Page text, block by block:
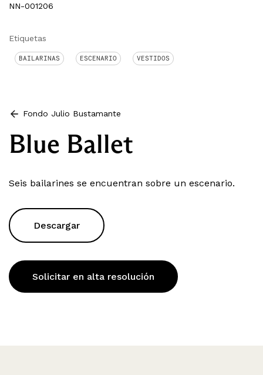
NN-001206
Etiquetas
BAILARINAS ESCENARIO VESTIDOS
Fondo Julio Bustamante
Blue Ballet
Seis bailarines se encuentran sobre un escenario.
Descargar
Solicitar en alta resolución